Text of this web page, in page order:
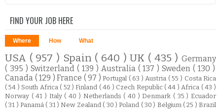
FIND YOUR JOB HERE
Where How What
USA ( 957 ) Spain ( 640 )UK ( 435 )Germany
( 395 ) Switzerland ( 139 ) Australia ( 137 )Sweden( 130 )
Canada ( 129 )France ( 97 )Portugal ( 63 ) Austria ( 55 ) Costa Rica
( 54 ) South Africa ( 52 )Finland ( 46 ) Czech Republic ( 44 ) Africa ( 43 )
Norway ( 41 ) Italy ( 40 ) Netherlands ( 40 )Denmark ( 35 ) Ecuador
( 31 )Panamá ( 31 ) New Zealand ( 30 )Poland ( 30 ) Belgium ( 25 )Brazil